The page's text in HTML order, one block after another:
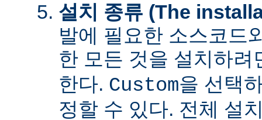
설치 종류 (The
발에 필요한 소스코드
한 모든 것을 설치하
한다. Custom을 선택
정할 수 있다. 전체 설